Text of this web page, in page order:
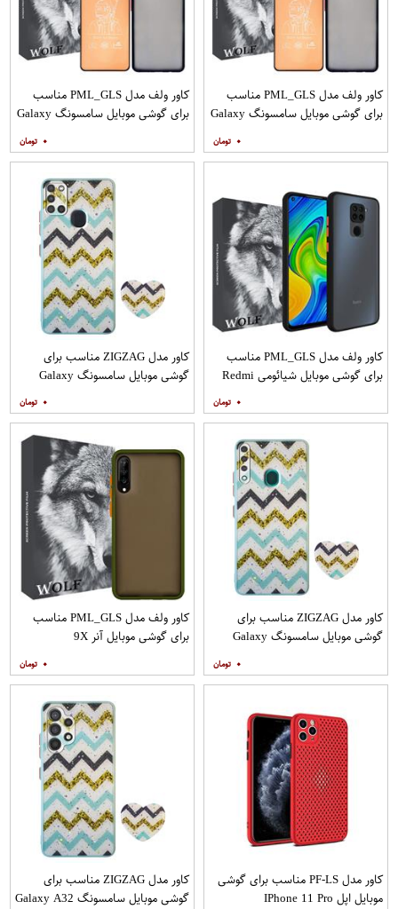
کاور ولف مدل PML_GLS مناسب
برای گوشی موبایل سامسونگ Galaxy
۰
کاور ولف مدل PML_GLS مناسب
برای گوشی موبایل سامسونگ Galaxy
مات
۰
کاور ولف مدل PML_GLS مناسب
برای گوشی موبایل شیائومی Redmi
۰
کاور مدل ZIGZAG مناسب برای
گوشی موبایل سامسونگ Galaxy
۰
کاور مدل ZIGZAG مناسب برای
گوشی موبایل سامسونگ Galaxy
۰
کاور ولف مدل PML_GLS مناسب
برای گوشی موبایل آنر 9X
۰
کاور مدل PF-LS مناسب برای گوشی
موبایل اپل IPhone 11 Pro
کاور مدل ZIGZAG مناسب برای
گوشی موبایل سامسونگ Galaxy A32